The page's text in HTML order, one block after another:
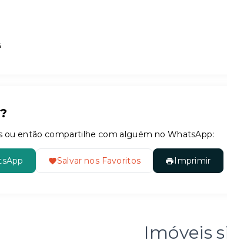
ou então compartilhe com alguém no WhatsApp:
Salvar nos Favoritos Imprimir
Imóveis